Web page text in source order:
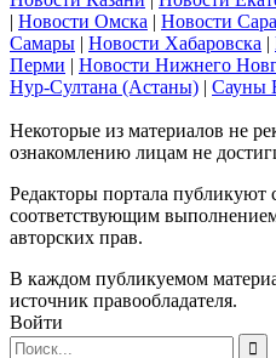
| Новости Омска | Новости
Самары | Новости Хабаровска |
Перми | Новости Нижнего
Нур-Султана (Астаны) | Сауны
Некоторые из материалов не
ознакомлению лицам не
Редакторы портала публикуют
соответствующим
авторских прав.
В каждом публикуемом
источник правообладателя.
Войти